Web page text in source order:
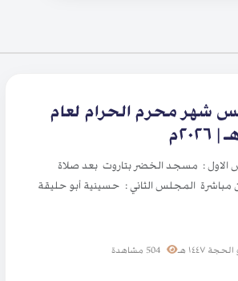
شهر محرم الحرام لعام
الاول : مسجد الخضر بتاروت بعد صلاة
مباشرة المجلس الثاني : حسينية أبو حليقة